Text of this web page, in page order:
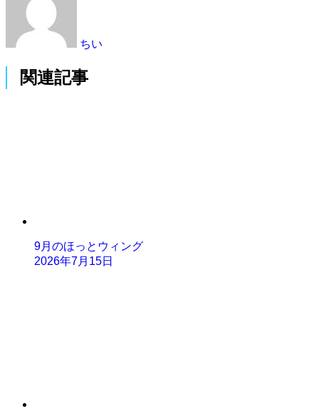
ちい
関連記事
9月のほっとウィング
2026年7月15日